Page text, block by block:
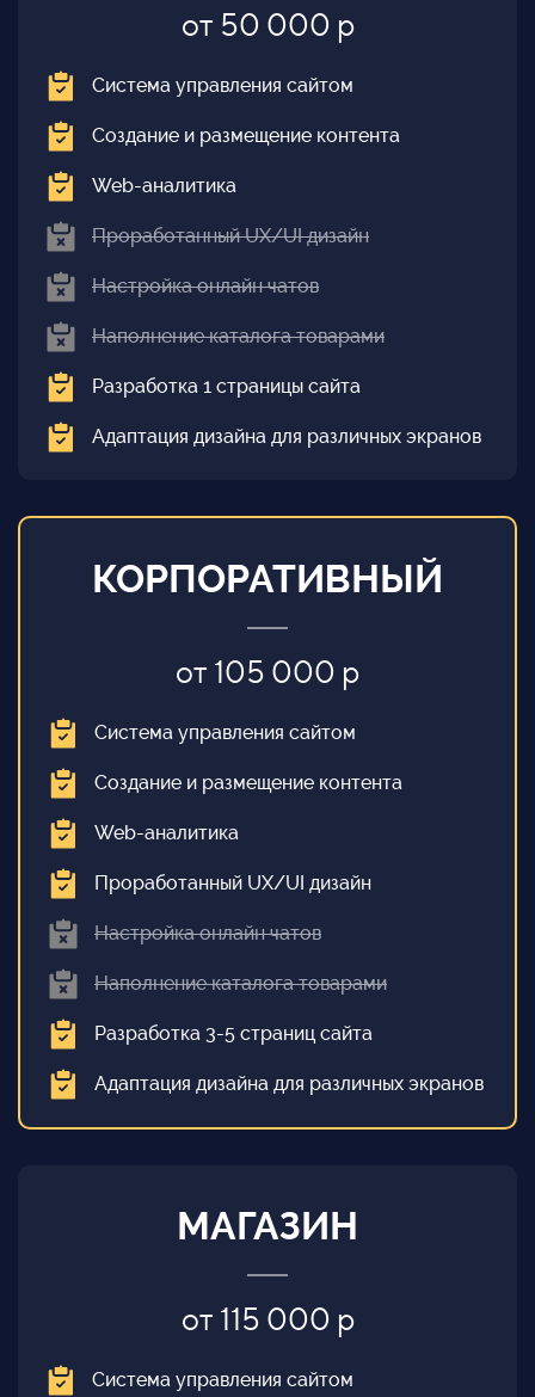
от 50 000 р
Система управления сайтом
Создание и размещение контента
Web-аналитика
Проработанный UX/UI дизайн
Настройка онлайн чатов
Наполнение каталога товарами
Разработка 1 страницы сайта
Адаптация дизайна для различных экранов
КОРПОРАТИВНЫЙ
от 105 000 р
Система управления сайтом
Создание и размещение контента
Web-аналитика
Проработанный UX/UI дизайн
Настройка онлайн чатов
Наполнение каталога товарами
Разработка 3-5 страниц сайта
Адаптация дизайна для различных экранов
МАГАЗИН
от 115 000 р
Система управления сайтом